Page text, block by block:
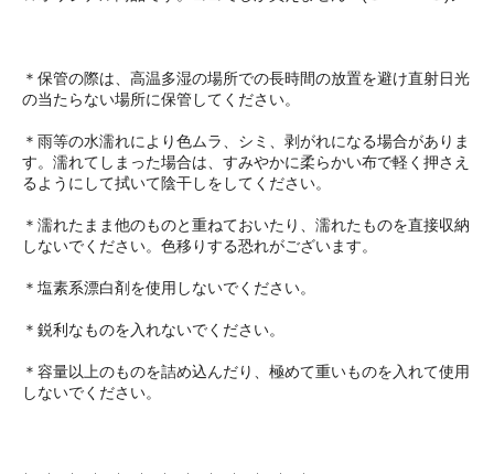
＊保管の際は、高温多湿の場所での長時間の放置を避け直射日光
の当たらない場所に保管してください。
＊雨等の水濡れにより色ムラ、シミ、剥がれになる場合がありま
す。濡れてしまった場合は、すみやかに柔らかい布で軽く押さえ
るようにして拭いて陰干しをしてください。
＊濡れたまま他のものと重ねておいたり、濡れたものを直接収納
しないでください。色移りする恐れがございます。
＊塩素系漂白剤を使用しないでください。
＊鋭利なものを入れないでください。
＊容量以上のものを詰め込んだり、極めて重いものを入れて使用
しないでください。